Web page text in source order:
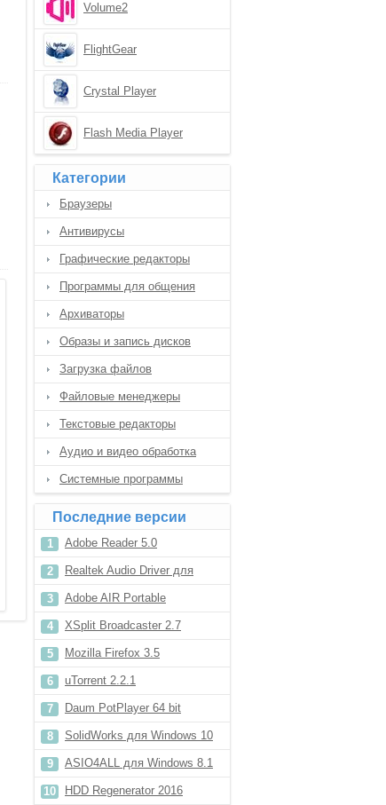
Volume2
FlightGear
Crystal Player
Flash Media Player
Категории
Браузеры
Антивирусы
Графические редакторы
Программы для общения
Архиваторы
Образы и запись дисков
Загрузка файлов
Файловые менеджеры
Текстовые редакторы
Аудио и видео обработка
Системные программы
Последние версии
Adobe Reader 5.0
Realtek Audio Driver для
Windows 10
Adobe AIR Portable
XSplit Broadcaster 2.7
Mozilla Firefox 3.5
uTorrent 2.2.1
Daum PotPlayer 64 bit
SolidWorks для Windows 10
ASIO4ALL для Windows 8.1
HDD Regenerator 2016